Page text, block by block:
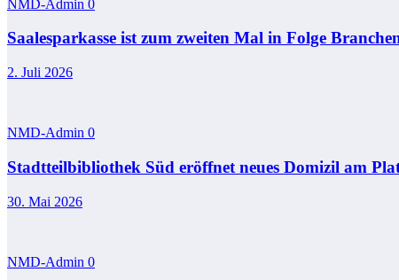
NMD-Admin 0
Saalesparkasse ist zum zweiten Mal in Folge
2. Juli 2026
NMD-Admin 0
Stadtteilbibliothek Süd eröffnet neues Domizil am
30. Mai 2026
NMD-Admin 0